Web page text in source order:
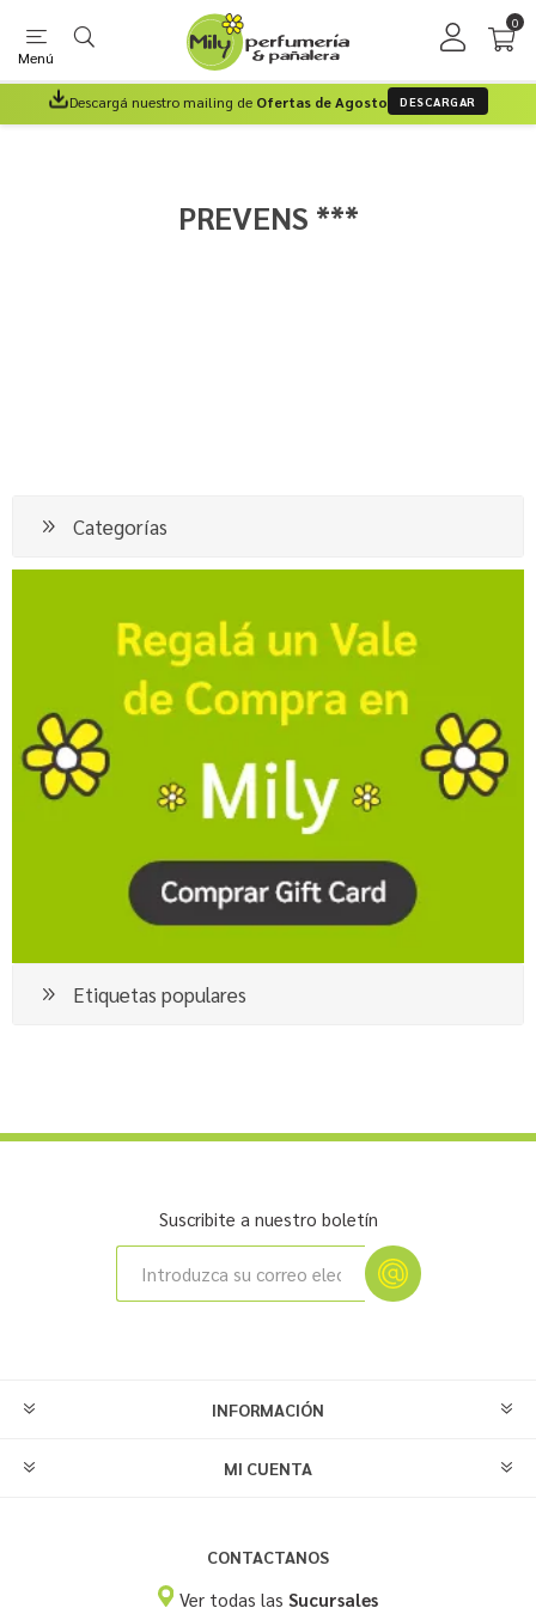
Menú
0
Descargá nuestro mailing de Ofertas de Agosto DESCARGAR
PREVENS ***
Categorías
Etiquetas populares
Suscribite a nuestro boletín
INFORMACIÓN
MI CUENTA
CONTACTANOS
Ver todas lasSucursales